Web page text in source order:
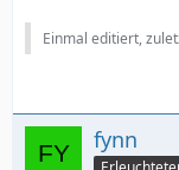
Einmal editiert,
fynn